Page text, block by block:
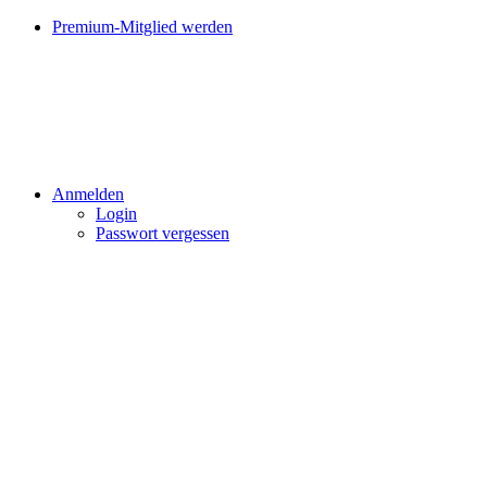
Premium-Mitglied werden
Anmelden
Login
Passwort vergessen